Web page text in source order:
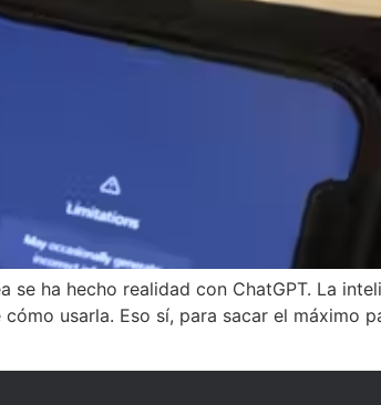
ha hecho realidad con ChatGPT. La
usarla. Eso sí, para sacar el máximo